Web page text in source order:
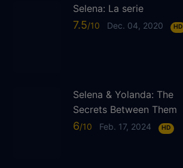
Selena: La serie
7.5 Dec. 04, 2020 HD
Selena & Yolanda: The
Secrets Between Them
6 Feb. 17, 2024 HD